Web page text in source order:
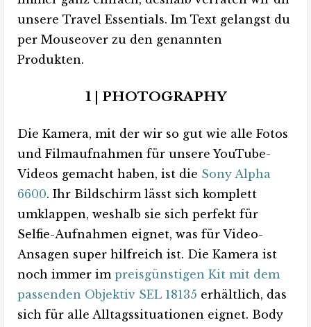
unsere Travel Essentials. Im Text gelangst du
per Mouseover zu den genannten
Produkten.
1 | PHOTOGRAPHY
Die Kamera, mit der wir so gut wie alle Fotos
und Filmaufnahmen für unsere YouTube-
Videos gemacht haben, ist die Sony Alpha
6600. Ihr Bildschirm lässt sich komplett
umklappen, weshalb sie sich perfekt für
Selfie-Aufnahmen eignet, was für Video-
Ansagen super hilfreich ist. Die Kamera ist
noch immer impreisgünstigen Kit mit dem
passenden Objektiv SEL 18135 erhältlich, das
sich für alle Alltagssituationen eignet. Body